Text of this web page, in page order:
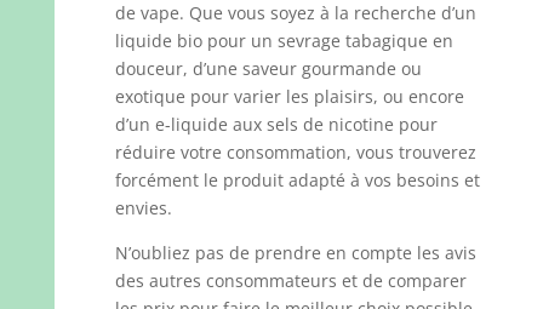
de vape. Que vous soyez à la recherche d’un
liquide bio pour un sevrage tabagique en
douceur, d’une saveur gourmande ou
exotique pour varier les plaisirs, ou encore
d’un e-liquide aux sels de nicotine pour
réduire votre consommation, vous trouverez
forcément le produit adapté à vos besoins et
envies.
N’oubliez pas de prendre en compte les avis
des autres consommateurs et de comparer